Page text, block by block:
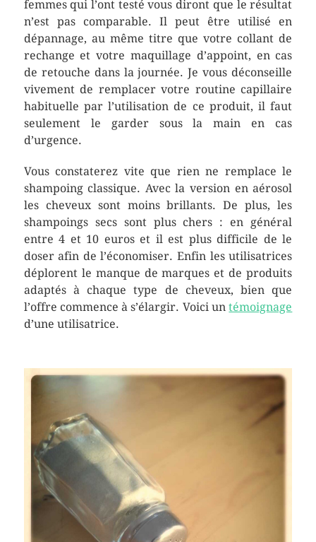
femmes qui l’ont testé vous diront que le résultat
n’est pas comparable. Il peut être utilisé en
dépannage, au même titre que votre collant de
rechange et votre maquillage d’appoint, en cas
de retouche dans la journée. Je vous déconseille
vivement de remplacer votre routine capillaire
habituelle par l’utilisation de ce produit, il faut
seulement le garder sous la main en cas
d’urgence.
Vous constaterez vite que rien ne remplace le
shampoing classique. Avec la version en aérosol
les cheveux sont moins brillants. De plus, les
shampoings secs sont plus chers : en général
entre 4 et 10 euros et il est plus difficile de le
doser afin de l’économiser. Enfin les utilisatrices
déplorent le manque de marques et de produits
adaptés à chaque type de cheveux, bien que
l’offre commence à s’élargir. Voici untémoignage
d’une utilisatrice.